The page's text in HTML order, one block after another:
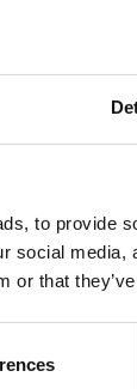
to provide
social
or that
24